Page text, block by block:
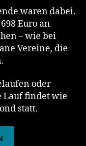
waren dabei.
Euro an
– wie bei
Vereine, die
oder
Lauf findet wie
statt.